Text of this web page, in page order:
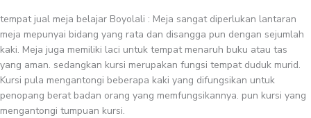
tempat jual meja belajar Boyolali : Meja sangat diperlukan lantaran
meja mepunyai bidang yang rata dan disangga pun dengan sejumlah
kaki. Meja juga memiliki laci untuk tempat menaruh buku atau tas
yang aman. sedangkan kursi merupakan fungsi tempat duduk murid.
Kursi pula mengantongi beberapa kaki yang difungsikan untuk
penopang berat badan orang yang memfungsikannya. pun kursi yang
mengantongi tumpuan kursi.